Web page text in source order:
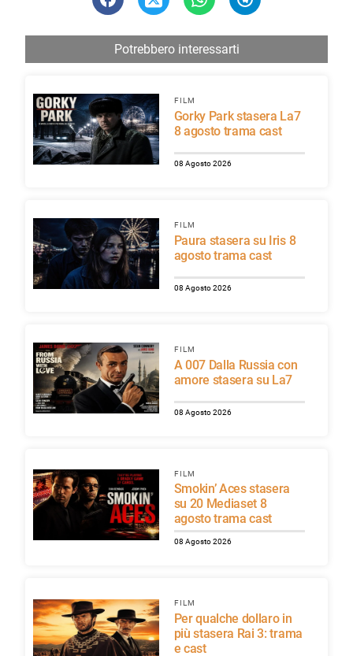
Potrebbero interessarti
FILM
Gorky Park stasera La7
8 agosto trama cast
08 Agosto 2026
FILM
Paura stasera su Iris 8
agosto trama cast
08 Agosto 2026
FILM
A 007 Dalla Russia con
amore stasera su La7
08 Agosto 2026
FILM
Smokin’ Aces stasera
su 20 Mediaset 8
agosto trama cast
08 Agosto 2026
FILM
Per qualche dollaro in
più stasera Rai 3: trama
e cast